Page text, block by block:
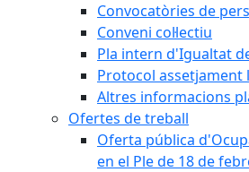
Convocatòries de
Conveni col·lectiu
Pla intern d'Igualtat
Protocol assetjament
Altres informacions
Ofertes de treball
Oferta pública
en el Ple de 18 de